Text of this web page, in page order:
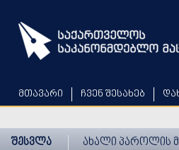
main
content
მთავარი ჩვენ შესახებ
შესვლა ახალი პაროლის